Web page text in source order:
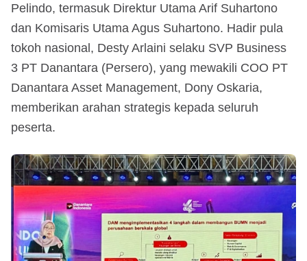
Pelindo, termasuk Direktur Utama Arif Suhartono
dan Komisaris Utama Agus Suhartono. Hadir pula
tokoh nasional, Desty Arlaini selaku SVP Business
3 PT Danantara (Persero), yang mewakili COO PT
Danantara Asset Management, Dony Oskaria,
memberikan arahan strategis kepada seluruh
peserta.